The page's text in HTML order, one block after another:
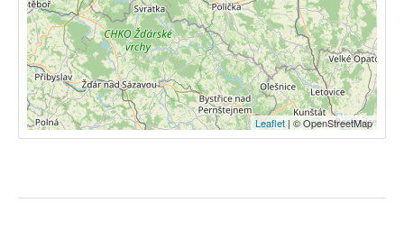
Leaflet | © OpenStreetMap